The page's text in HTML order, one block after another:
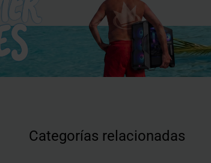
Categorías relacionadas